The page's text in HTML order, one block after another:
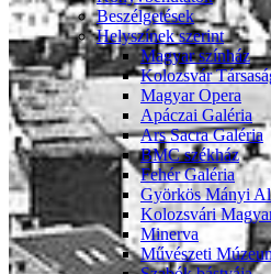
Beszélgetések
Helyszínek szerint
Magyar színház
Kolozsvár
Magyar Opera
Apáczai Galéria
Ars Sacra Galéria
BMC székház
Fehér Galéria
Györkös Mányi
Kolozsvári
Minerva
Művészeti